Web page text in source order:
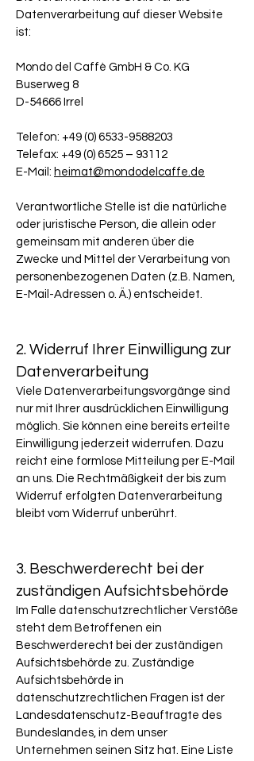
Datenverarbeitung auf dieser Website
ist:
Mondo del Caffè GmbH & Co. KG
Buserweg 8
D-54666 Irrel
Telefon: +49 (0) 6533-9588203
Telefax: +49 (0) 6525 – 93112
E-Mail: heimat@mondodelcaffe.de
Verantwortliche Stelle ist die natürliche
oder juristische Person, die allein oder
gemeinsam mit anderen über die
Zwecke und Mittel der Verarbeitung von
personenbezogenen Daten (z.B. Namen,
E-Mail-Adressen o. Ä.) entscheidet.
2. Widerruf Ihrer Einwilligung zur
Datenverarbeitung
Viele Datenverarbeitungsvorgänge sind
nur mit Ihrer ausdrücklichen Einwilligung
möglich. Sie können eine bereits erteilte
Einwilligung jederzeit widerrufen. Dazu
reicht eine formlose Mitteilung per E-Mail
an uns. Die Rechtmäßigkeit der bis zum
Widerruf erfolgten Datenverarbeitung
bleibt vom Widerruf unberührt.​
3. Beschwerderecht bei der
zuständigen Aufsichtsbehörde
Im Falle datenschutzrechtlicher Verstöße
steht dem Betroffenen ein
Beschwerderecht bei der zuständigen
Aufsichtsbehörde zu. Zuständige
Aufsichtsbehörde in
datenschutzrechtlichen Fragen ist der
Landesdatenschutz-Beauftragte des
Bundeslandes, in dem unser
Unternehmen seinen Sitz hat. Eine Liste